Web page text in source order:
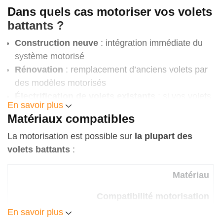
500 € à 900 € par ouverture
Motorisation invisible intégrée
700 € à 1 200 € selon configuration
650 € à 1 100 €
Dans quels cas motoriser vos volets
battants ?
Construction neuve : intégration immédiate du
système motorisé
Rénovation : remplacement d’anciens volets par
des modèles motorisés
sont en bon état, nous pouvons
motorisation sans remplacer les vantaux
En savoir plus
Matériaux compatibles
La motorisation est possible sur la plupart des
volets battants :
Matériau
Compatibilité motorisation
En savoir plus